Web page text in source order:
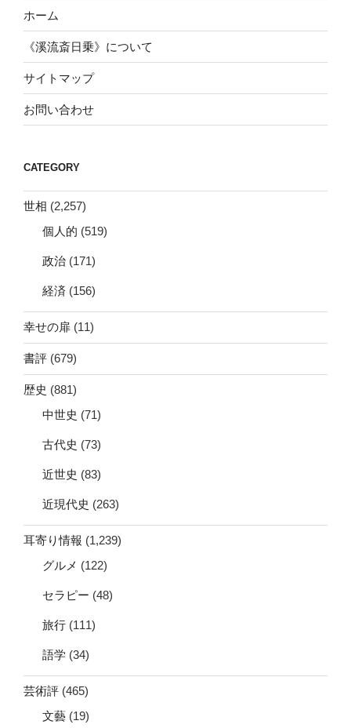
ホーム
《溪流斎日乗》について
サイトマップ
お問い合わせ
CATEGORY
世相 (2,257)
個人的 (519)
政治 (171)
経済 (156)
幸せの扉 (11)
書評 (679)
歴史 (881)
中世史 (71)
古代史 (73)
近世史 (83)
近現代史 (263)
耳寄り情報 (1,239)
グルメ (122)
セラピー (48)
旅行 (111)
語学 (34)
芸術評 (465)
文藝 (19)